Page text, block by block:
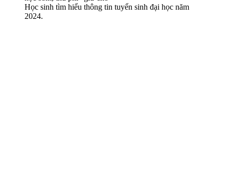
Học sinh tìm hiểu thông tin tuyển sinh đại học năm
2024.